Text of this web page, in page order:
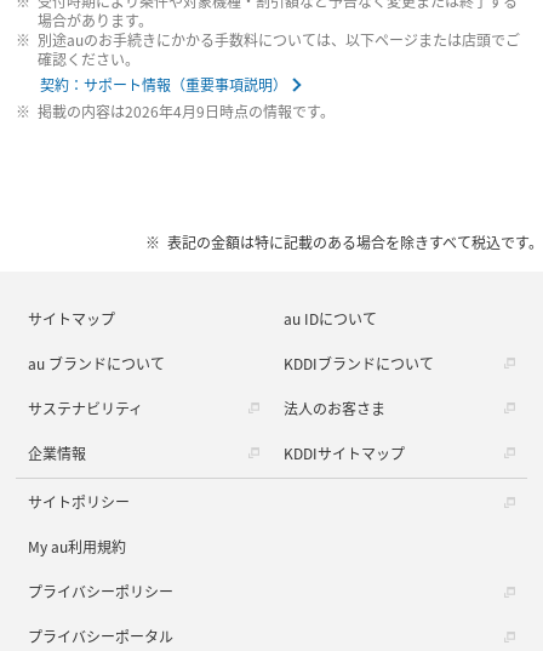
場合があります。
別途auのお手続きにかかる手数料については、以下ページまたは店頭でご
確認ください。
契約：サポート情報（重要事項説明）
掲載の内容は2026年4月9日時点の情報です。
表記の金額は特に記載のある場合を除きすべて税込です。
サイトマップ au IDについて
au ブランドについて KDDIブランドについて
サステナビリティ 法人のお客さま
企業情報 KDDIサイトマップ
サイトポリシー
My au利用規約
プライバシーポリシー
プライバシーポータル